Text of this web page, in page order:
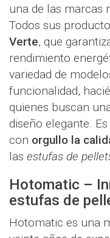
una de las marcas
Todos sus
Verte, que
rendimiento
variedad de
funcionalidad,
quienes buscan
diseño elegante.
con orgullo la
las estufas de
Hotomatic –
estufas de
Hotomatic es una